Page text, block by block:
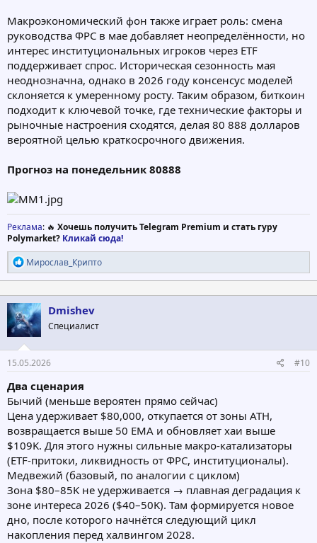
Макроэкономический фон также играет роль: смена
руководства ФРС в мае добавляет неопределённости, но
интерес институциональных игроков через ETF
поддерживает спрос. Историческая сезонность мая
неоднозначна, однако в 2026 году консенсус моделей
склоняется к умеренному росту. Таким образом, биткоин
подходит к ключевой точке, где технические факторы и
рыночные настроения сходятся, делая 80 888 долларов
вероятной целью краткосрочного движения.
Прогноз на понедельник 80888
Реклама: 🔥 Хочешь получить Telegram Premium и стать гуру
Polymarket? Кликай сюда!
Р
е
а
к
ц
и
и
:
Мирослав_Крипто
Dmishev
Специалист
15.05.2026 #10
Два сценария
Бычий (меньше вероятен прямо сейчас)
Цена удерживает $80,000, откупается от зоны ATH,
возвращается выше 50 EMA и обновляет хаи выше
$109K. Для этого нужны сильные макро-катализаторы
(ETF-притоки, ликвидность от ФРС, институционалы).
Медвежий (базовый, по аналогии с циклом)
Зона $80–85K не удерживается → плавная деградация к
зоне интереса 2026 ($40–50K). Там формируется новое
дно, после которого начнётся следующий цикл
накопления перед халвингом 2028.